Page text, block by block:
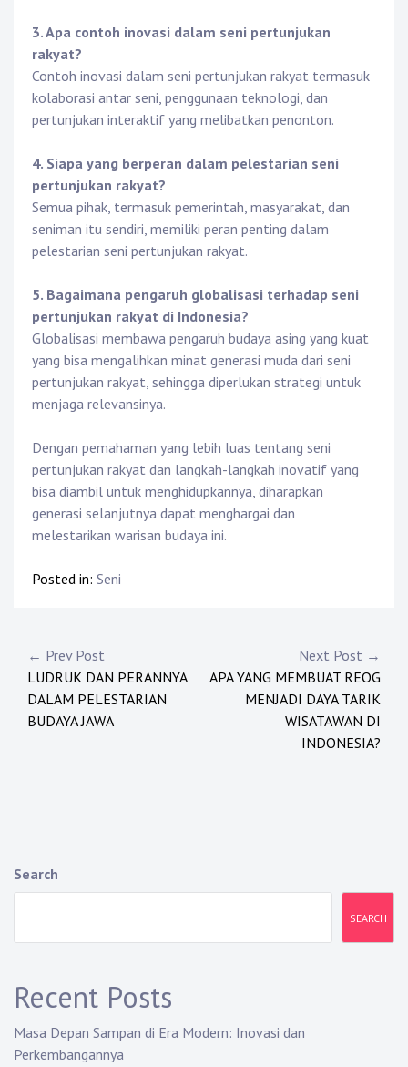
3. Apa contoh inovasi dalam seni pertunjukan
rakyat?
Contoh inovasi dalam seni pertunjukan rakyat termasuk
kolaborasi antar seni, penggunaan teknologi, dan
pertunjukan interaktif yang melibatkan penonton.
4. Siapa yang berperan dalam pelestarian seni
pertunjukan rakyat?
Semua pihak, termasuk pemerintah, masyarakat, dan
seniman itu sendiri, memiliki peran penting dalam
pelestarian seni pertunjukan rakyat.
5. Bagaimana pengaruh globalisasi terhadap seni
pertunjukan rakyat di Indonesia?
Globalisasi membawa pengaruh budaya asing yang kuat
yang bisa mengalihkan minat generasi muda dari seni
pertunjukan rakyat, sehingga diperlukan strategi untuk
menjaga relevansinya.
Dengan pemahaman yang lebih luas tentang seni
pertunjukan rakyat dan langkah-langkah inovatif yang
bisa diambil untuk menghidupkannya, diharapkan
generasi selanjutnya dapat menghargai dan
melestarikan warisan budaya ini.
Posted in: Seni
Post
navigation
← Prev Post
LUDRUK DAN PERANNYA
DALAM PELESTARIAN
BUDAYA JAWA
Next Post →
APA YANG MEMBUAT REOG
MENJADI DAYA TARIK
WISATAWAN DI
INDONESIA?
Search
SEARCH
Recent Posts
Masa Depan Sampan di Era Modern: Inovasi dan
Perkembangannya